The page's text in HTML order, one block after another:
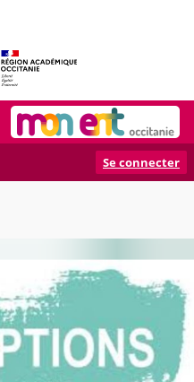
Se connecter